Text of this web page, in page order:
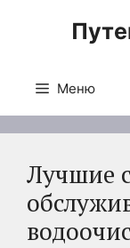
Меню
Лучшие